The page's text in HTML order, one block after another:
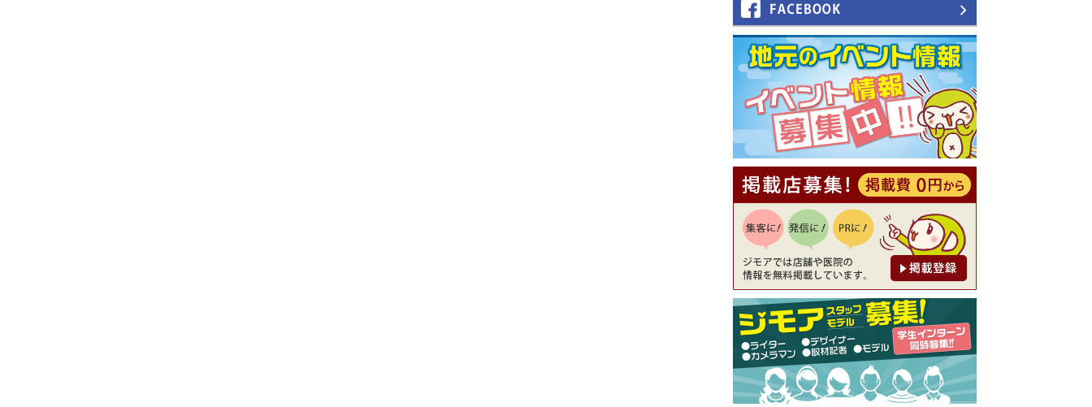
【ジモア読者特典2】コース 3,
500円→3,000円（料理5品+2
時間飲み放題）（創作イタリ
アン Pia Cuore（ピアクオー
レ））
[有効期限]2026年9月30日
【ジモア読者特典1】料理全品
20％OFF ※18時以降（創作イ
タリアン Pia Cuore（ピアクオ
ーレ））
[有効期限]2026年9月30日
【ジモア限定②】初回割引 特
価 鼻毛脱毛 半額 2,200円⇒1,1
00円（メンズ専門ワックス脱
毛サロン Mickle（ミック
ル））
[有効期限]2026年9月30日
【ジモア限定特典①】まつ毛
カール 3,850円→ 2,750円（Pr
emiere（プルミエール））
[有効期限]2026年9月30日
焼き餃子 一皿サービス（餃子
酒場たっちゃん 西早稲田
店）
[有効期限]2026年9月30日